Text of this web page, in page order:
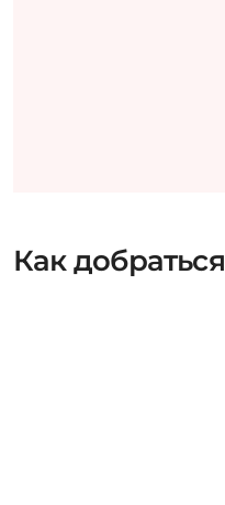
Как добраться